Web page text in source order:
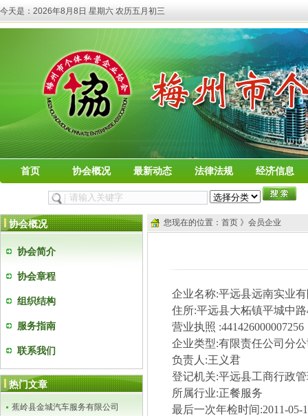
今天是： 2026年8月8日 星期六 农历五月初三
首页 协会概况 最新动态 法律法规 经济信息
协会概况
协会简介
协会章程
组织结构
服务指南
联系我们
热门文章
蕉岭县金城汽车服务有限公司
您现在的位置：首页 》会员企业
企业名称:平远县远南实业
住所:平远县大柘镇平城中路
营业执照 :441426000007256
企业类型:有限责任公司分
负责人 :王义君
登记机关:平远县工商行政
所属行业:正餐服务
最后一次年检时间:2011-05-